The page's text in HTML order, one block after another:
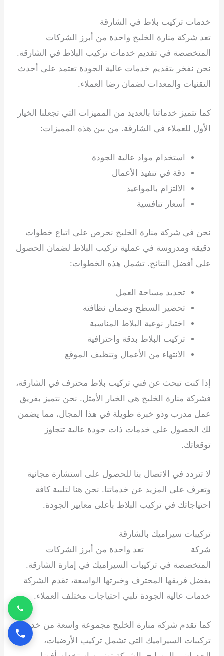
خدمات تركيب بلاط في الشارقة
تعد شركة منارة الخليج واحدة من أبرز الشركات
المتخصصة في تقديم خدمات تركيب البلاط في الشارقة.
نحن نفخر بتقديم خدمات عالية الجودة تعتمد على أحدث
التقنيات والمعدات لضمان رضا العملاء.
كما تتميز خدماتنا بالعديد من المميزات التي تجعلنا الخيار
الأول للعملاء في الشارقة. من بين هذه المميزات:
استخدام مواد عالية الجودة
دقة في تنفيذ الأعمال
الالتزام بالمواعيد
أسعار تنافسية
نحن في شركة منارة الخليج نحرص على اتباع خطوات
دقيقة ومدروسة في عملية تركيب البلاط لضمان الحصول
على أفضل النتائج. تشمل هذه الخطوات:
تحديد مساحة العمل
تحضير السطح وضمان نظافته
اختيار نوعية البلاط المناسبة
تركيب البلاط بدقة واحترافية
الانتهاء من الأعمال وتنظيف الموقع
إذا كنت تبحث عن فني تركيب بلاط محترف في الشارقة،
فشركة منارة الخليج هي الخيار الأمثل. نحن نتميز بفريق
عمل مدرب وذو خبرة طويلة في هذا المجال، مما يضمن
لك الحصول على خدمات ذات جودة عالية تتجاوز
توقعاتك.
لا تتردد في الاتصال بنا للحصول على استشارة مجانية
وتعرف على المزيد عن خدماتنا. نحن هنا لتلبية كافة
احتياجاتك في تركيب البلاط بأعلى معايير الجودة.
تركيبات سيراميك بالشارقة
شركة
تعد واحدة من أبرز الشركات
المتخصصة في تركيبات السيراميك في إمارة الشارقة.
بفضل فريقها المحترف وخبرتها الواسعة، تقدم الشركة
خدمات عالية الجودة تلبي احتياجات مختلف العملاء.
كما تقدم شركة منارة الخليج مجموعة واسعة من خدمات
تركيبات السيراميك التي تشمل تركيب الأرضيات،